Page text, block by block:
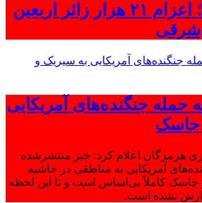
اینفوگرافیک؛ اعزام ۲۱ هزار زائر اربعین
حمله جنگنده‌های آمریکایی
جاسک
هرمزگان اعلام کرد: خبر منتشرشده
آمریکایی به مناطقی در حاشیه
کاملاً بی‌اساس است و تا این لحظه
نشده است.